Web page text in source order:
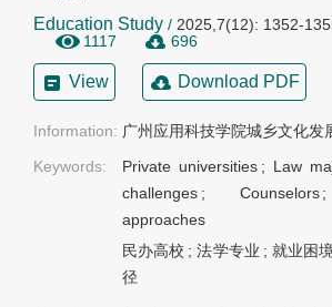
Education Study / 2025,7(12): 1352-
1117
696
View Download PDF
Information: 广州应用科技学院城乡文化发
Keywords:
Private universities ; Law
challenges ; Counselors
approaches
民办高校 ;法学专业 ; 就业困
径